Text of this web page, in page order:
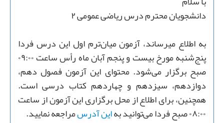
دانشجویان محترم درس ریاضی عمومی ۲
به اطلاع میرساند، آزمون میان‌ترم اول این درس فردا
پنج‌شنبه مورخ بیست و پنجم آبان ماه رأس ساعت ۰۹:۰۰
صبح برگزار می‌شود. محتوای این آزمون فصول دهم،
دوازدهم، سیزدهم و چهاردهم کتاب درسی است.
همچنین، برای اطلاع از محل برگزاری این آزمون از ساعت
۰۸:۰۰ صبح فردا می‌توانید به این آدرسمراجعه نمایید.